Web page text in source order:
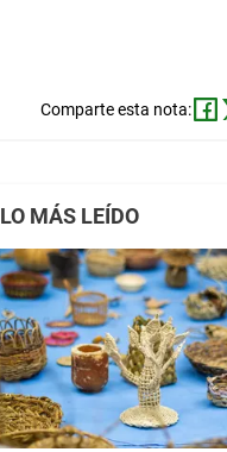
Comparte esta nota:
LO MÁS LEÍDO